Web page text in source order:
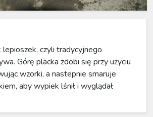
czyli tradycyjnego
Górę placka zdobi się przy użyciu
wzorki, a nastepnie smaruje
aby wypiek lśnił i wyglądał